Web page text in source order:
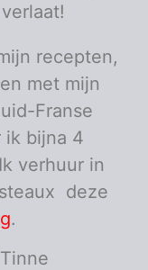
voor de
pezo. Smeer het
dit dicht. Laat
dit duurt
papier, leg de
in een
zo
recepten,
met mijn
Franse
ik bijna 4
verhuur in
deze
.